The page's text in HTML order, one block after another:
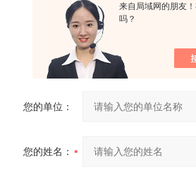
来自局域网的朋友
吗？
产品：
您的单位：
您的姓名：